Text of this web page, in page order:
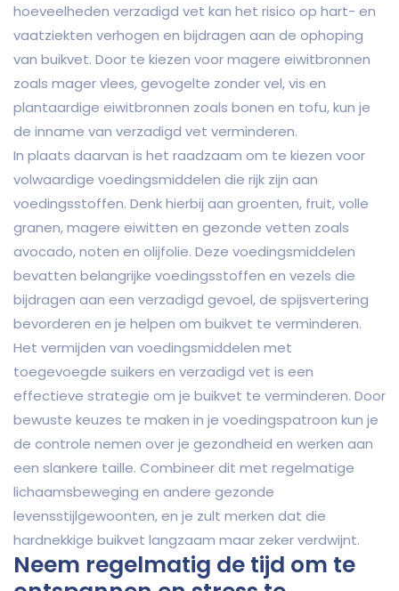
hoeveelheden verzadigd vet kan het risico op hart- en
vaatziekten verhogen en bijdragen aan de ophoping
van buikvet. Door te kiezen voor magere eiwitbronnen
zoals mager vlees, gevogelte zonder vel, vis en
plantaardige eiwitbronnen zoals bonen en tofu, kun je
de inname van verzadigd vet verminderen.
In plaats daarvan is het raadzaam om te kiezen voor
volwaardige voedingsmiddelen die rijk zijn aan
voedingsstoffen. Denk hierbij aan groenten, fruit, volle
granen, magere eiwitten en gezonde vetten zoals
avocado, noten en olijfolie. Deze voedingsmiddelen
bevatten belangrijke voedingsstoffen en vezels die
bijdragen aan een verzadigd gevoel, de spijsvertering
bevorderen en je helpen om buikvet te verminderen.
Het vermijden van voedingsmiddelen met
toegevoegde suikers en verzadigd vet is een
effectieve strategie om je buikvet te verminderen. Door
bewuste keuzes te maken in je voedingspatroon kun je
de controle nemen over je gezondheid en werken aan
een slankere taille. Combineer dit met regelmatige
lichaamsbeweging en andere gezonde
levensstijlgewoonten, en je zult merken dat die
hardnekkige buikvet langzaam maar zeker verdwijnt.
Neem regelmatig de tijd om te